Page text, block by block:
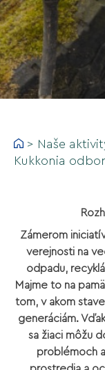
> Naše
Kukkonia
Zámerom
verejnosti na
odpadu,
Majme to na
tom, v akom
generáciám.
sa žiaci môžu
problémoch